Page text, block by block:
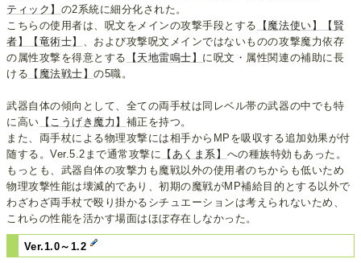
ティック】 の2系統に細分化された。
こちらの使用者は、呪文をメインの攻撃手段とする
【魔法使い】
【賢
者】
【竜術士】
、および攻撃呪文メインではないものの攻撃魔力依存
の属性攻撃を得意とする
【天地雷鳴士】 に呪文・属性関連の補助に長
ける 【魔法戦士】の5職。
武器自体の傾向として、全ての両手杖は同レベル帯の武器の中でも特
に高い 【こうげき魔力】 補正を持つ。
また、両手杖による物理攻撃には相手からMPを吸収する追加効果が付
随する。Ver.5.2まで通常攻撃に
【あくま系】 への種族特効もあった。
もっとも、武器自体の攻撃力も魔戦以外の使用者のちからも低いため
物理攻撃性能は壊滅的であり、初期の魔戦がMP補給目的とする以外で
わざわざ両手杖で殴り掛かるシチュエーションは考えられないため、
これらの性能を活かす場面はほぼ存在しなかった。
Ver.1.0～1.2